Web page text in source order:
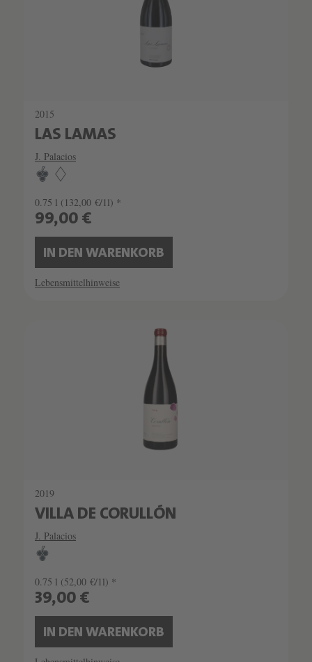
2015
LAS LAMAS
J. Palacios
0.75 l (132,00 €/1l) *
99,00 €
IN DEN WARENKORB
Lebensmittelhinweise
2019
VILLA DE CORULLÓN
J. Palacios
0.75 l (52,00 €/1l) *
39,00 €
IN DEN WARENKORB